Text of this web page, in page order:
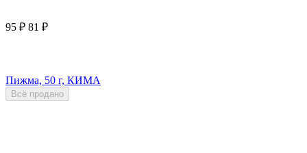
95 ₽ 81 ₽
Пижма, 50 г, КИМА
Всё продано